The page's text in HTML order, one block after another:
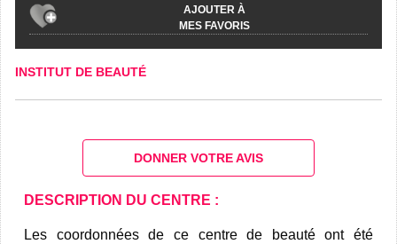
AJOUTER À
MES FAVORIS
INSTITUT DE BEAUTÉ
DONNER VOTRE AVIS
DESCRIPTION DU CENTRE :
Les coordonnées de ce centre de beauté ont été